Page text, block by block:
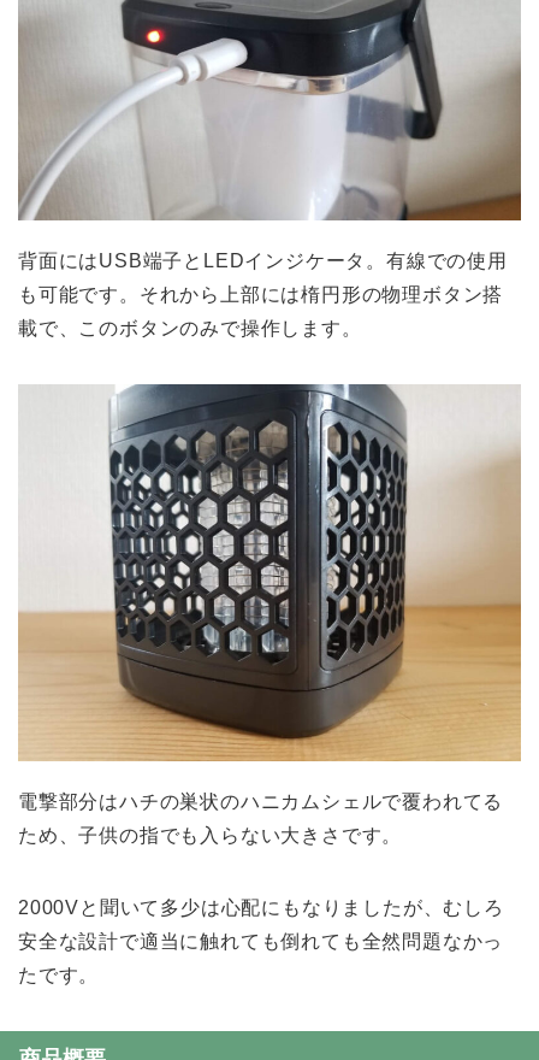
背面にはUSB端子とLEDインジケータ。有線での使用
も可能です。それから上部には楕円形の物理ボタン搭
載で、このボタンのみで操作します。
電撃部分はハチの巣状のハニカムシェルで覆われてる
ため、子供の指でも入らない大きさです。
2000Vと聞いて多少は心配にもなりましたが、むしろ
安全な設計で適当に触れても倒れても全然問題なかっ
たです。